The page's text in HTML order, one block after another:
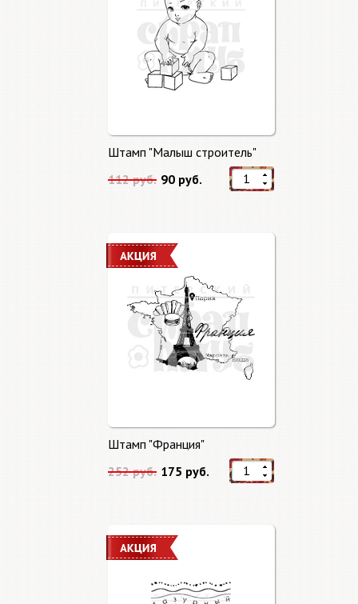
Штамп "Малыш строитель"
112 руб. 90 руб.
Штамп "Франция"
252 руб. 175 руб.